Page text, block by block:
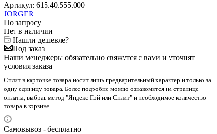
Артикул: 615.40.555.000
JORGER
По запросу
Нет в наличии
Нашли дешевле?
Под заказ
Наши менеджеры обязательно свяжутся с вами и уточнят
условия заказа
Сплит в карточке товара носит лишь предварительный характер и только за
одну единицу товара. Более подробно можно ознакомится на странице
оплаты, выбрав метод "Яндекс Пэй или Сплит" и необходимое количество
товара в корзине
Самовывоз - бесплатно